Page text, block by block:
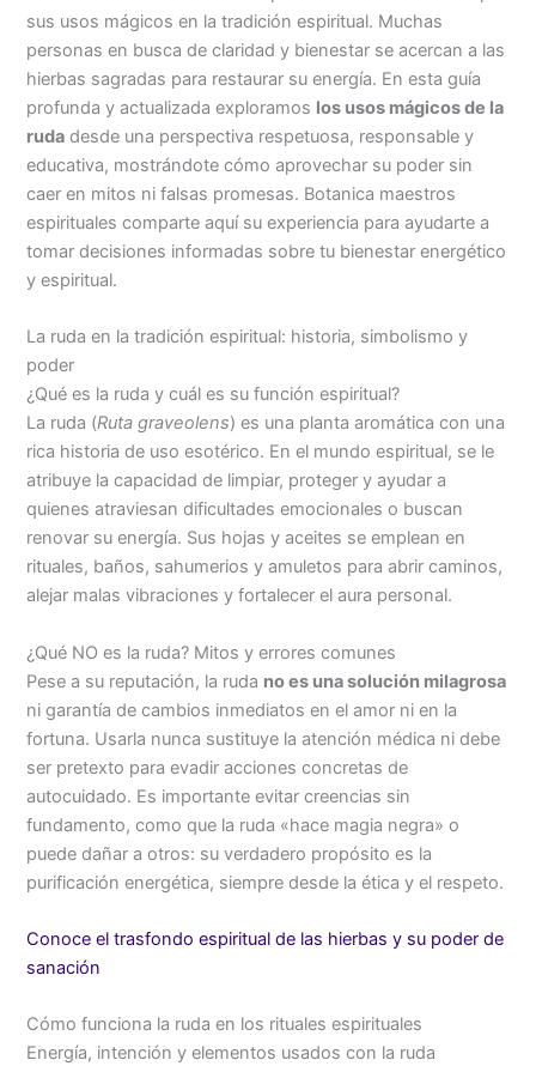
sus usos mágicos en la tradición espiritual. Muchas
personas en busca de claridad y bienestar se acercan a las
hierbas sagradas para restaurar su energía. En esta guía
profunda y actualizada exploramos los usos mágicos de la
ruda desde una perspectiva respetuosa, responsable y
educativa, mostrándote cómo aprovechar su poder sin
caer en mitos ni falsas promesas. Botanica maestros
espirituales comparte aquí su experiencia para ayudarte a
tomar decisiones informadas sobre tu bienestar energético
y espiritual.
La ruda en la tradición espiritual: historia, simbolismo y
poder
¿Qué es la ruda y cuál es su función espiritual?
La ruda (Ruta graveolens) es una planta aromática con una
rica historia de uso esotérico. En el mundo espiritual, se le
atribuye la capacidad de limpiar, proteger y ayudar a
quienes atraviesan dificultades emocionales o buscan
renovar su energía. Sus hojas y aceites se emplean en
rituales, baños, sahumerios y amuletos para abrir caminos,
alejar malas vibraciones y fortalecer el aura personal.
¿Qué NO es la ruda? Mitos y errores comunes
Pese a su reputación, la ruda no es una solución milagrosa
ni garantía de cambios inmediatos en el amor ni en la
fortuna. Usarla nunca sustituye la atención médica ni debe
ser pretexto para evadir acciones concretas de
autocuidado. Es importante evitar creencias sin
fundamento, como que la ruda «hace magia negra» o
puede dañar a otros: su verdadero propósito es la
purificación energética, siempre desde la ética y el respeto.
Conoce el trasfondo espiritual de las hierbas y su poder de
sanación
Cómo funciona la ruda en los rituales espirituales
Energía, intención y elementos usados con la ruda